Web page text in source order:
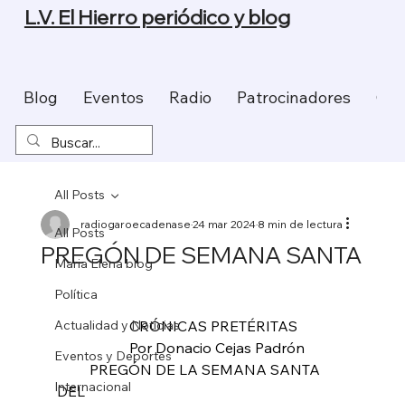
Blog Eventos Radio Patrocinadores
L.V. El Hierro periódico y blog
All Posts
Maria Elena blog
Política
Actualidad y Noticias
Eventos y Deportes
Internacional
All Posts
PREGÓN DE SEMANA SANTA
radiogaroecadenase24 mar 20248 min de lectura
CRÓNICAS PRETÉRITAS
Por Donacio Cejas Padrón
PREGÓN DE LA SEMANA SANTA
DEL